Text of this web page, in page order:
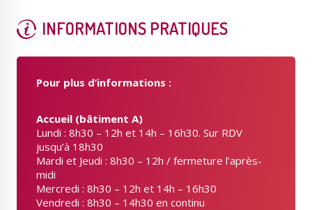
INFORMATIONS PRATIQUES
Pour plus d’informations :
Accueil (bâtiment A)
Lundi : 8h30 – 12h et 14h – 16h30. Sur RDV
jusqu’à 18h30
Mardi et Jeudi : 8h30 – 12h / fermeture l’après-
midi
Mercredi : 8h30 – 12h et 14h – 16h30
Vendredi : 8h30 – 14h30 en continu